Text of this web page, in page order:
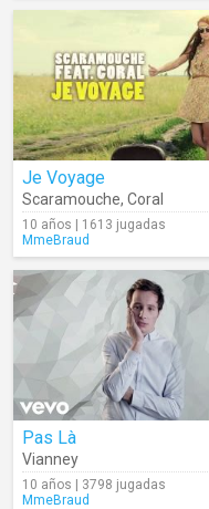
Je Voyage
Scaramouche, Coral
10 años | 1613 jugadas
MmeBraud
Pas Là
Vianney
10 años | 3798 jugadas
MmeBraud